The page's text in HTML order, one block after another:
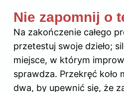
Nie zapomnij o
Na zakończenie całego
przetestuj swoje dzieło;
miejsce, w którym
sprawdza. Przekręć koło
dwa, by upewnić się, że